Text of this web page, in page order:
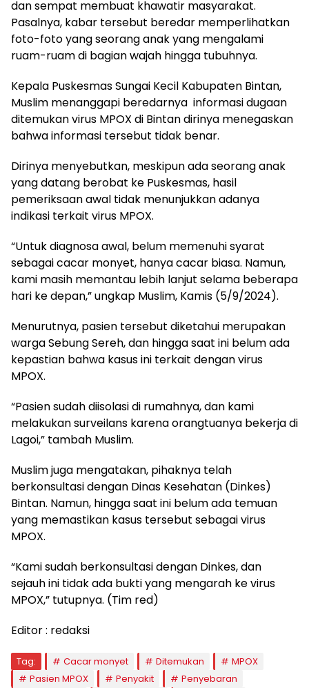
dan sempat membuat khawatir masyarakat.
Pasalnya, kabar tersebut beredar memperlihatkan
foto-foto yang seorang anak yang mengalami
ruam-ruam di bagian wajah hingga tubuhnya.
Kepala Puskesmas Sungai Kecil Kabupaten Bintan,
Muslim menanggapi beredarnya informasi dugaan
ditemukan virus MPOX di Bintan dirinya menegaskan
bahwa informasi tersebut tidak benar.
Dirinya menyebutkan, meskipun ada seorang anak
yang datang berobat ke Puskesmas, hasil
pemeriksaan awal tidak menunjukkan adanya
indikasi terkait virus MPOX.
“Untuk diagnosa awal, belum memenuhi syarat
sebagai cacar monyet, hanya cacar biasa. Namun,
kami masih memantau lebih lanjut selama beberapa
hari ke depan,” ungkap Muslim, Kamis (5/9/2024).
Menurutnya, pasien tersebut diketahui merupakan
warga Sebung Sereh, dan hingga saat ini belum ada
kepastian bahwa kasus ini terkait dengan virus
MPOX.
“Pasien sudah diisolasi di rumahnya, dan kami
melakukan surveilans karena orangtuanya bekerja di
Lagoi,” tambah Muslim.
Muslim juga mengatakan, pihaknya telah
berkonsultasi dengan Dinas Kesehatan (Dinkes)
Bintan. Namun, hingga saat ini belum ada temuan
yang memastikan kasus tersebut sebagai virus
MPOX.
“Kami sudah berkonsultasi dengan Dinkes, dan
sejauh ini tidak ada bukti yang mengarah ke virus
MPOX,” tutupnya. (Tim red)
Editor : redaksi
Tag: Cacar monyet Ditemukan
MPOX
Pasien MPOX
Penyakit
Penyebaran